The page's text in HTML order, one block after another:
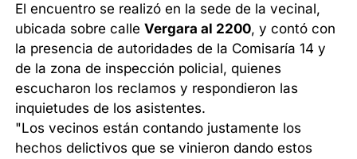
El encuentro se realizó en la sede de la vecinal,
ubicada sobre calleVergara al 2200, y contó con
la presencia de autoridades de la Comisaría 14 y
de la zona de inspección policial, quienes
escucharon los reclamos y respondieron las
inquietudes de los asistentes.
"Los vecinos están contando justamente los
hechos delictivos que se vinieron dando estos